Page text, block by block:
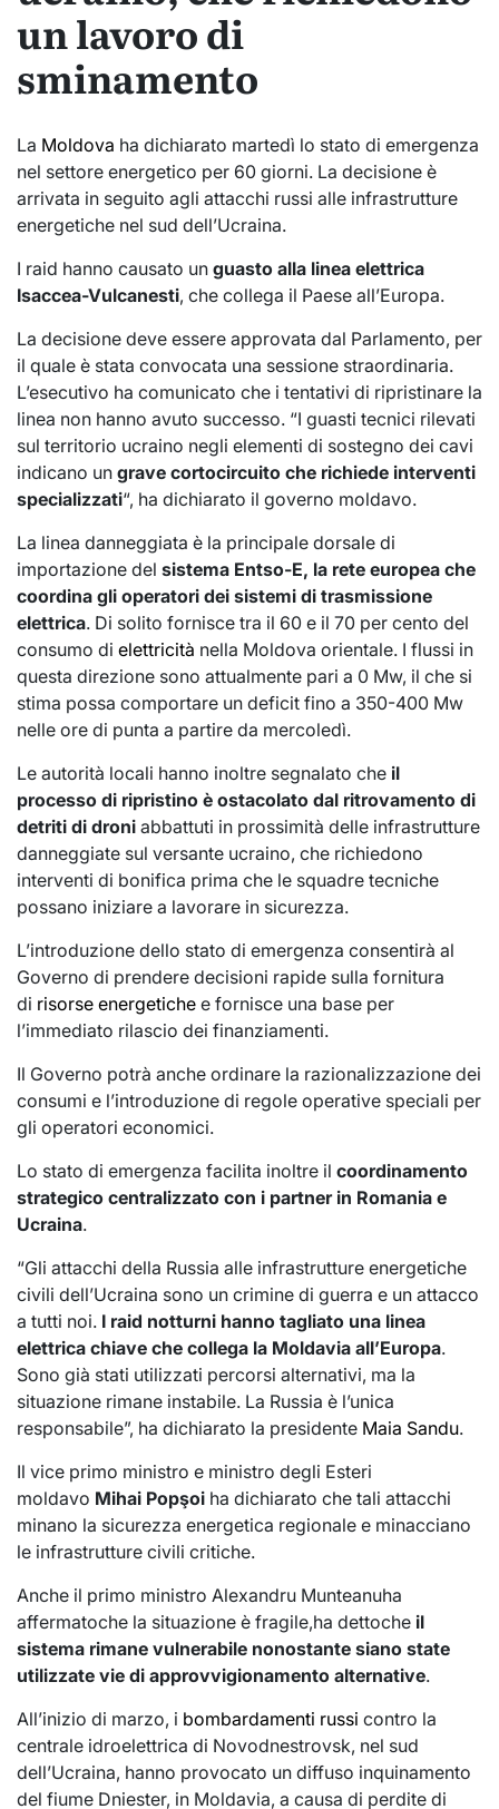
un lavoro di
sminamento
La Moldova ha dichiarato martedì lo stato di emergenza
nel settore energetico per 60 giorni. La decisione è
arrivata in seguito agli attacchi russi alle infrastrutture
energetiche nel sud dell’Ucraina.
I raid hanno causato un guasto alla linea elettrica
Isaccea-Vulcanesti, che collega il Paese all’Europa.
La decisione deve essere approvata dal Parlamento, per
il quale è stata convocata una sessione straordinaria.
L’esecutivo ha comunicato che i tentativi di ripristinare la
linea non hanno avuto successo. “I guasti tecnici rilevati
sul territorio ucraino negli elementi di sostegno dei cavi
indicano un grave cortocircuito che richiede interventi
specializzati“, ha dichiarato il governo moldavo.
La linea danneggiata è la principale dorsale di
importazione del sistema Entso-E, la rete europea che
coordina gli operatori dei sistemi di trasmissione
elettrica. Di solito fornisce tra il 60 e il 70 per cento del
consumo di elettricità nella Moldova orientale. I flussi in
questa direzione sono attualmente pari a 0 Mw, il che si
stima possa comportare un deficit fino a 350-400 Mw
nelle ore di punta a partire da mercoledì.
Le autorità locali hanno inoltre segnalato che il
processo di ripristino è ostacolato dal ritrovamento di
detriti di droni abbattuti in prossimità delle infrastrutture
danneggiate sul versante ucraino, che richiedono
interventi di bonifica prima che le squadre tecniche
possano iniziare a lavorare in sicurezza.
L’introduzione dello stato di emergenza consentirà al
Governo di prendere decisioni rapide sulla fornitura
di risorse energetiche e fornisce una base per
l’immediato rilascio dei finanziamenti.
Il Governo potrà anche ordinare la razionalizzazione dei
consumi e l’introduzione di regole operative speciali per
gli operatori economici.
Lo stato di emergenza facilita inoltre il coordinamento
strategico centralizzato con i partner in Romania e
Ucraina.
“Gli attacchi della Russia alle infrastrutture energetiche
civili dell’Ucraina sono un crimine di guerra e un attacco
a tutti noi. I raid notturni hanno tagliato una linea
elettrica chiave che collega la Moldavia all’Europa.
Sono già stati utilizzati percorsi alternativi, ma la
situazione rimane instabile. La Russia è l’unica
responsabile”, ha dichiarato la presidente Maia Sandu.
Il vice primo ministro e ministro degli Esteri
moldavo Mihai Popşoi ha dichiarato che tali attacchi
minano la sicurezza energetica regionale e minacciano
le infrastrutture civili critiche.
Anche il primo ministro Alexandru Munteanuha
affermatoche la situazione è fragile,ha dettoche il
sistema rimane vulnerabile nonostante siano state
utilizzate vie di approvvigionamento alternative.
All’inizio di marzo, i bombardamenti russi contro la
centrale idroelettrica di Novodnestrovsk, nel sud
dell’Ucraina, hanno provocato un diffuso inquinamento
del fiume Dniester, in Moldavia, a causa di perdite di